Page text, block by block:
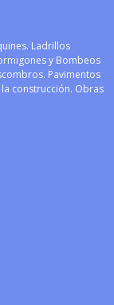
Ladrillos
y Bombeos
Pavimentos
construcción. Obras